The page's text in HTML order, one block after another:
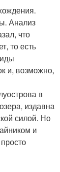
Анализ
что
то есть
и, возможно,
в
издавна
силой. Но
и